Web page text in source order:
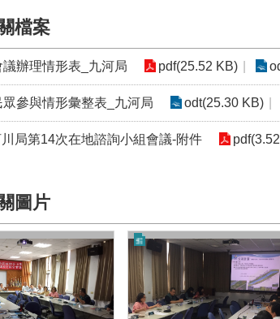
檔案
辦理情形表_九河局 pdf(25.52 KB)
眾參與情形彙整表_九河局 odt(25.30 KB)
局第14次在地諮詢小組會議-附件
圖片